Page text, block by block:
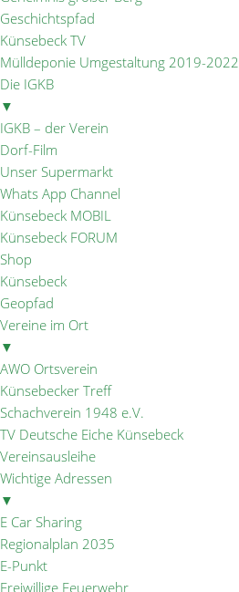
Geschichtspfad
Künsebeck TV
Mülldeponie Umgestaltung 2019-2022
Die IGKB
▼
IGKB – der Verein
Dorf-Film
Unser Supermarkt
Whats App Channel
Künsebeck MOBIL
Künsebeck FORUM
Shop
Künsebeck
Geopfad
Vereine im Ort
▼
AWO Ortsverein
Künsebecker Treff
Schachverein 1948 e.V.
TV Deutsche Eiche Künsebeck
Vereinsausleihe
Wichtige Adressen
▼
E Car Sharing
Regionalplan 2035
E-Punkt
Freiwillige Feuerwehr